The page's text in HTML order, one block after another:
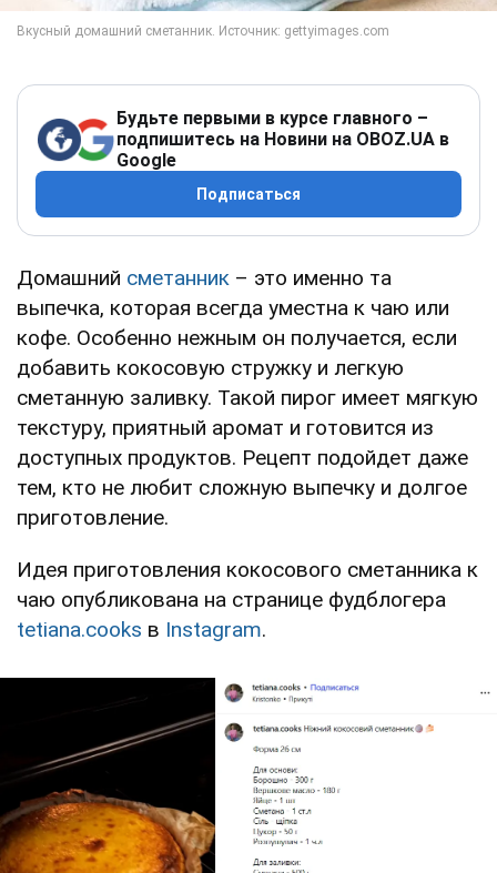
Будьте первыми в курсе главного –
подпишитесь на Новини на OBOZ.UA в
Google
Подписаться
Домашний сметанник – это именно та
выпечка, которая всегда уместна к чаю или
кофе. Особенно нежным он получается, если
добавить кокосовую стружку и легкую
сметанную заливку. Такой пирог имеет мягкую
текстуру, приятный аромат и готовится из
доступных продуктов. Рецепт подойдет даже
тем, кто не любит сложную выпечку и долгое
приготовление.
Идея приготовления кокосового сметанника к
чаю опубликована на странице фудблогера
tetiana.cooks в Instagram.